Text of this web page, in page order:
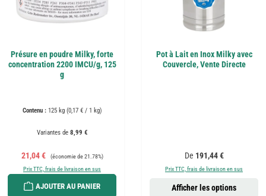
Présure en poudre Milky, forte
concentration 2200 IMCU/g, 125
g
Contenu : 125 kg (0,17 € / 1 kg)
Variantes de8,99 €
Prix de vente :
21,04 € Prix régulier :
(économie de 21.78%)
Prix TTC, frais de livraison en sus
AJOUTER AU PANIER
Pot à Lait en Inox Milky avec
Couvercle, Vente Directe
Prix régulier :
De 191,44 €
Prix TTC, frais de livraison en sus
Afficher les options